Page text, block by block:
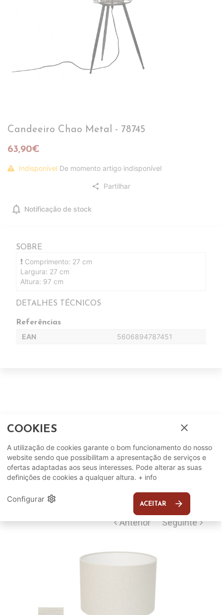
Candeeiro Chao Metal - 78745
63,90€
Indisponível De momento artigo indisponível
share Partilhar
notifications Notificação de stock
SOBRE
Comprimento: 27 cm
Largura: 27 cm
Altura: 97 cm
DETALHES TÉCNICOS
Referências
EAN 5606894787451
Complete o seu ambiente
COMPLEMENTOS
SUGERIDOS
COOKIES close
A utilização de cookies garante o bom funcionamento do nosso
website sendo que possibilitam a apresentação de serviços e
ofertas adaptadas aos seus interesses. Pode alterar as suas
definições de cookies a qualquer altura. + info
Configurar settings ACEITAR arrow_forward